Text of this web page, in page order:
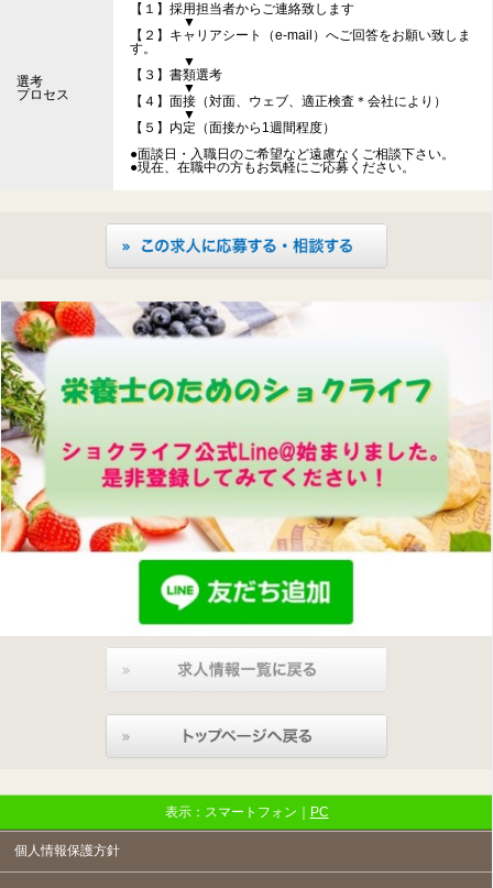
選考
プロセス
【１】採用担当者からご連絡致します
▼
【２】キャリアシート（e-mail）へご回答をお願い致しま
す。
▼
【３】書類選考
▼
【４】面接（対面、ウェブ、適正検査＊会社により）
▼
【５】内定（面接から1週間程度）
●面談日・入職日のご希望など遠慮なくご相談下さい。
●現在、在職中の方もお気軽にご応募ください。
表示：スマートフォン｜ PC
個人情報保護方針